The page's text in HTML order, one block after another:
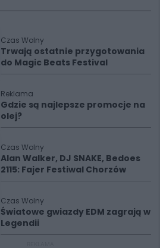
Czas Wolny
Trwają ostatnie przygotowania
do Magic Beats Festival
Reklama
Gdzie są najlepsze promocje na
olej?
Czas Wolny
Alan Walker, DJ SNAKE, Bedoes
2115: Fajer Festiwal Chorzów
Czas Wolny
Światowe gwiazdy EDM zagrają w
Legendii